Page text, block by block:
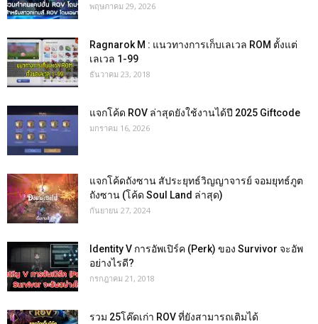
พฤษภาคม 29, 2026
Ragnarok M : แนวทางการเก็บเลเวล ROM ตั้งแต่
เลเวล 1-99
ธันวาคม 23, 2018
แจกโค้ด ROV ล่าสุดยังใช้งานได้ปี 2025 Giftcode
มกราคม 16, 2026
แจกโค้ดถังซาน สัประยุทธ์วิญญาจารย์ จอมยุทธ์ภูต
ถังซาน (โค้ด Soul Land ล่าสุด)
กันยายน 27, 2024
Identity V การอัพเปิร์ค (Perk) ของ Survivor จะอัพ
อย่างไรดี?
กรกฎาคม 21, 2018
รวม 25โค๊ดเก่า ROV ที่ยังสามารถเติมได้